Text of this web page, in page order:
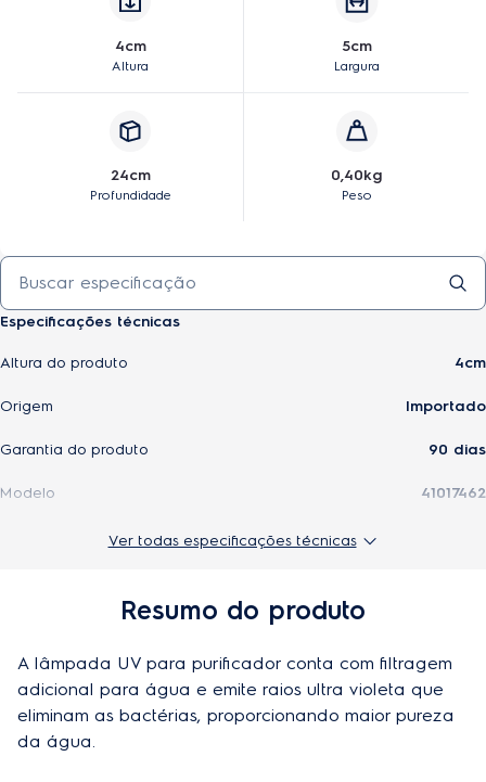
4cm
Altura
5cm
Largura
24cm
Profundidade
0,40kg
Peso
Especificações técnicas
Altura do produto 4cm
Origem Importado
Garantia do produto 90 dias
Modelo 41017462
Largura do produto
Profundidade do produto
Peso do produto 0,40kg
Peso do produto embalado 0,74kg
Altura do produto embalado
Ver todas especificações técnicas
Resumo do produto
A lâmpada UV para purificador conta com filtragem
adicional para água e emite raios ultra violeta que
eliminam as bactérias, proporcionando maior pureza
da água.